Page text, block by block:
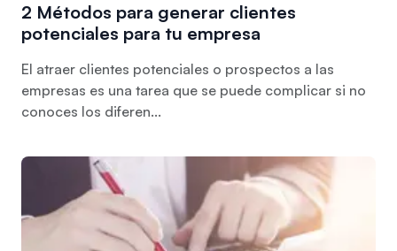
2 Métodos para generar clientes
potenciales para tu empresa
El atraer clientes potenciales o prospectos a las
empresas es una tarea que se puede complicar si no
conoces los diferen...